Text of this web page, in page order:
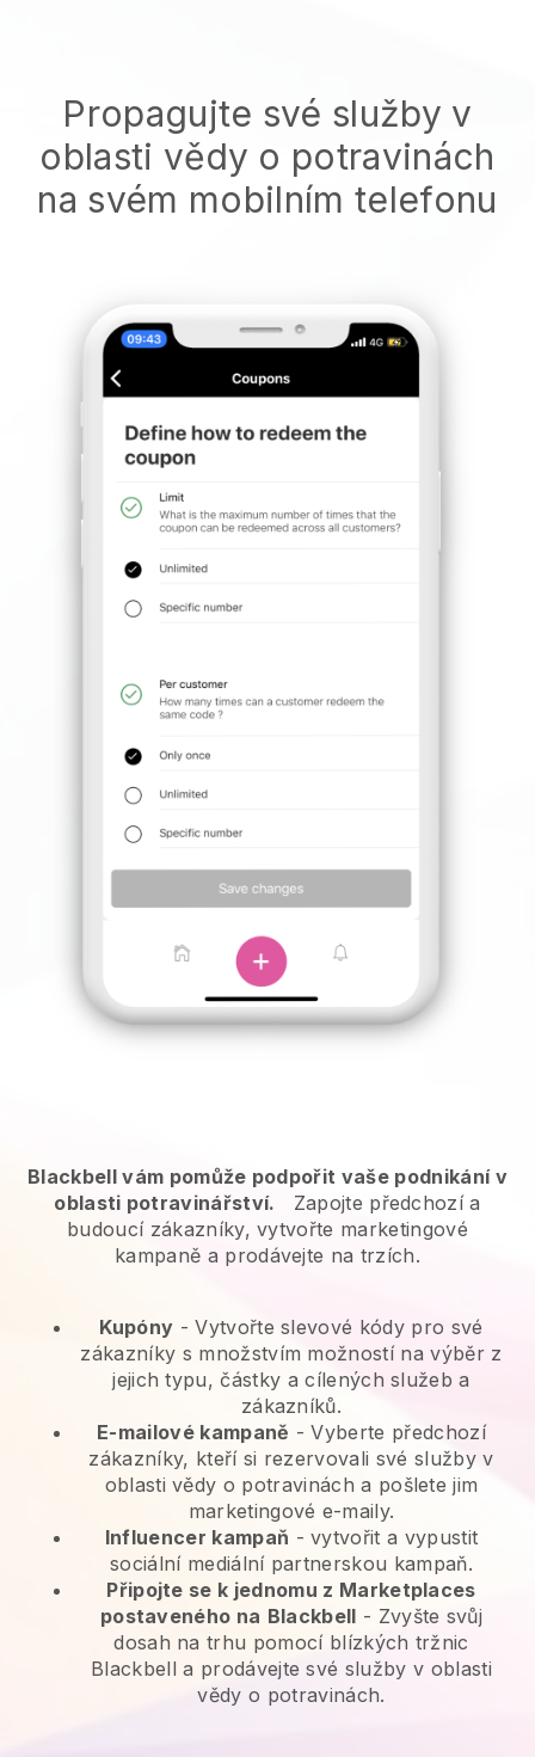
Propagujte své služby v
oblasti vědy o potravinách
na svém mobilním telefonu
Blackbell vám pomůže podpořit vaše podnikání v
oblasti potravinářství.
Zapojte předchozí a
budoucí zákazníky, vytvořte marketingové
kampaně a prodávejte na trzích.
Kupóny - Vytvořte slevové kódy pro své
zákazníky s množstvím možností na výběr z
jejich typu, částky a cílených služeb a
zákazníků.
E-mailové kampaně -Vyberte předchozí
zákazníky, kteří si rezervovali své služby v
oblasti vědy o potravinách a pošlete jim
marketingové e-maily.
Influencer kampaň - vytvořit a vypustit
sociální mediální partnerskou kampaň.
Připojte se k jednomu z Marketplaces
postaveného na Blackbell - Zvyšte svůj
dosah na trhu pomocí blízkých tržnic
Blackbell a prodávejte své služby v oblasti
vědy o potravinách.